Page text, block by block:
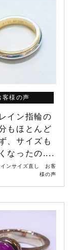
客様の声
イン指輪の
もほとんど
、サイズも
なったの....
インサイズ直し お客
様の声